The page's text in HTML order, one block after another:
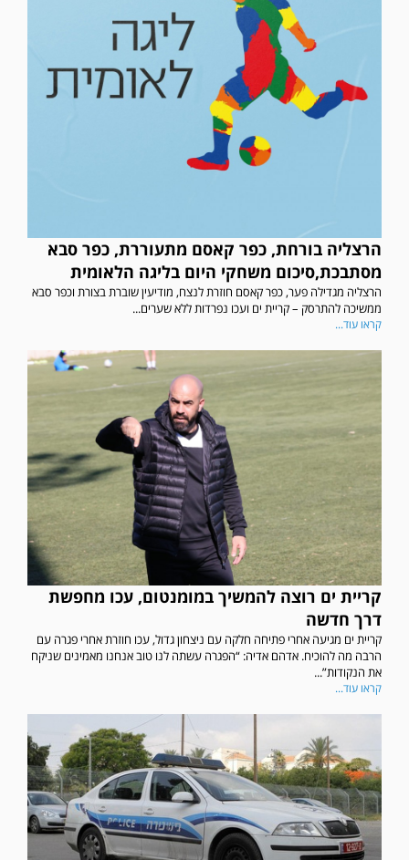
הרצליה בורחת, כפר קאסם מתעוררת, כפר סבא
מסתבכת,סיכום משחקי היום בליגה הלאומית
הרצליה מגדילה פער, כפר קאסם חוזרת לנצח, מודיעין שוברת בצורת וכפר סבא
ממשיכה להתרסק – קריית ים ועכו נפרדות ללא שערים...
קראו עוד...
קריית ים רוצה להמשיך במומנטום, עכו מחפשת
דרך חדשה
קריית ים מגיעה אחרי פתיחה חלקה עם ניצחון גדול, עכו חוזרת אחרי פגרה עם
הרבה מה להוכיח. אדהם אדיה: “הפגרה עשתה לנו טוב אנחנו מאמינים שניקח
את הנקודות”...
קראו עוד...